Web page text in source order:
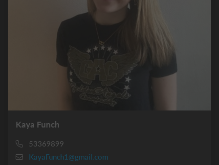
Kaya Funch
53369899
KayaFunch1@gmail.com